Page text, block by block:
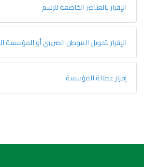
الإقرار بالعناصر الخاضعة للرسم
الإقرار بتحويل الموطن الضريبي أو المؤسسة
إقرار عطالة المؤسسة